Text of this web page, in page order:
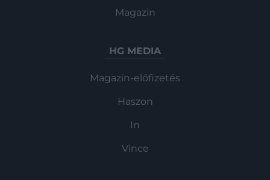
Magazin
HG MEDIA
Magazin-előfizetés
Haszon
In
Vince